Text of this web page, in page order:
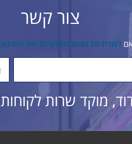
צור קשר
למדיניות הגנת הפרטיות של הארגון